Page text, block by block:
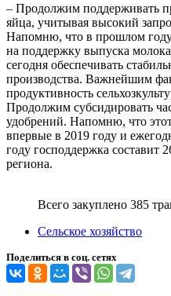
– Продолжим поддерживать
яйца, учитывая высокий
Напомню, что в прошлом
на поддержку выпуска
сегодня обеспечивать
производства. Важнейшим
продуктивность
Продолжим субсидировать
удобрений. Напомню, что
впервые в 2019 году и
году господдержка составит
региона.
Всего закуплено 385
Сельское хозяйство
Поделиться в соц. сетях